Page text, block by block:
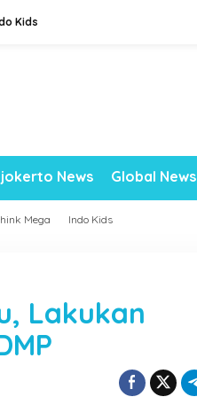
Kids
News Global News
Mega Indo Kids
Lakukan